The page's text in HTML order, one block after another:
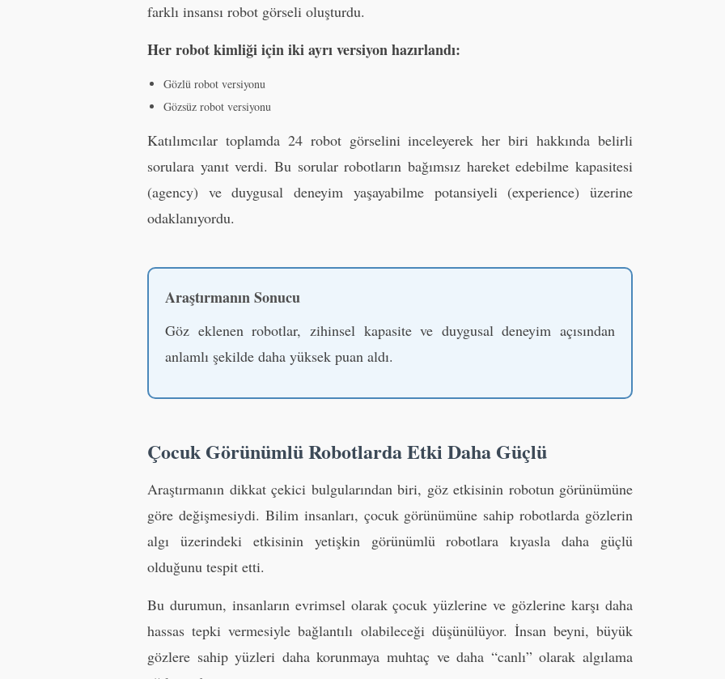
farklı insansı robot görseli oluşturdu.
Her robot kimliği için iki ayrı versiyon hazırlandı:
Gözlü robot versiyonu
Gözsüz robot versiyonu
Katılımcılar toplamda 24 robot görselini inceleyerek her biri hakkında belirli
sorulara yanıt verdi. Bu sorular robotların bağımsız hareket edebilme kapasitesi
(agency) ve duygusal deneyim yaşayabilme potansiyeli (experience) üzerine
odaklanıyordu.
Araştırmanın Sonucu
Göz eklenen robotlar, zihinsel kapasite ve duygusal deneyim açısından
anlamlı şekilde daha yüksek puan aldı.
Çocuk Görünümlü Robotlarda Etki Daha Güçlü
Araştırmanın dikkat çekici bulgularından biri, göz etkisinin robotun görünümüne
göre değişmesiydi. Bilim insanları, çocuk görünümüne sahip robotlarda gözlerin
algı üzerindeki etkisinin yetişkin görünümlü robotlara kıyasla daha güçlü
olduğunu tespit etti.
Bu durumun, insanların evrimsel olarak çocuk yüzlerine ve gözlerine karşı daha
hassas tepki vermesiyle bağlantılı olabileceği düşünülüyor. İnsan beyni, büyük
gözlere sahip yüzleri daha korunmaya muhtaç ve daha “canlı” olarak algılama